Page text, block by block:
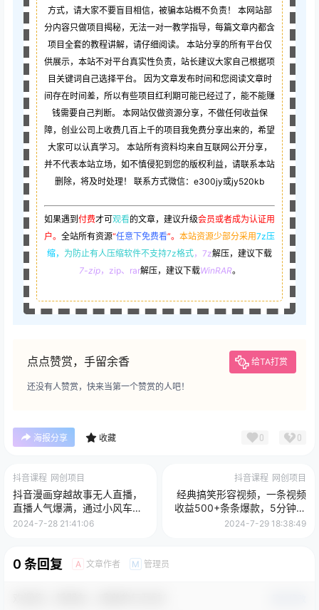
方式，请大家不要盲目相信，被骗本站概不负责！ 本网站部
分内容只做项目揭秘，无法一对一教学指导，每篇文章内都含
项目全套的教程讲解，请仔细阅读。 本站分享的所有平台仅
供展示，本站不对平台真实性负责，站长建议大家自己根据项
目关键词自己选择平台。 因为文章发布时间和您阅读文章时
间存在时间差，所以有些项目红利期可能已经过了，能不能赚
钱需要自己判断。 本网站仅做资源分享，不做任何收益保
障，创业公司上收费几百上千的项目我免费分享出来的，希望
大家可以认真学习。 本站所有资料均来自互联网公开分享，
并不代表本站立场，如不慎侵犯到您的版权利益，请联系本站
删除，将及时处理！ 联系方式微信：e300jy或jy520kb
如果遇到付费才可观看的文章，建议升级会员或者成为认证用
户。 全站所有资源“任意下免费看”。 本站资源少部分采用7z压
缩， 为防止有人压缩软件不支持7z格式，7z解压，建议下载
7-zip，zip、rar解压，建议下载WinRAR。
点点赞赏，手留余香 给TA打赏
还没有人赞赏，快来当第一个赞赏的人吧！
海报分享 收藏 0 0
抖音课程 网创项目
抖音漫画穿越故事无人直播，
直播人气爆满，通过小风车，
进行多种变现，一部手机就能
2024-7-28 21:41:06
抖音课程 网创项目
经典搞笑形容视频，一条视频
收益500+条条爆款，5分钟一
条原创，多种变现方式
2024-7-29 18:38:49
0 条回复 A 文章作者 M 管理员